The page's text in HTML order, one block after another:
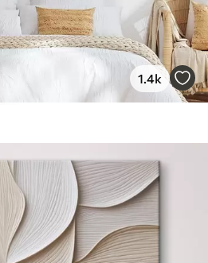
1.4k